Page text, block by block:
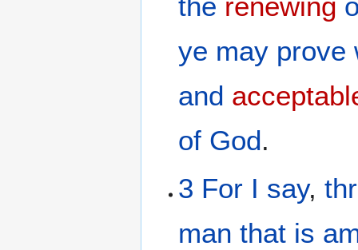
ye may prove
and
of God.
3 For I say,
man that is